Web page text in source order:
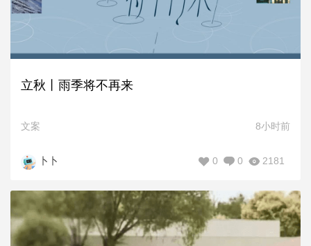
立秋丨雨季将不再来
文案 8小时前
卜卜 2181
0
0